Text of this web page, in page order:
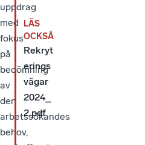
uppdrag
med
fokus
på
bedömning
av
den
arbetssökandes
behov,
LÄS
OCKSÅ
Rekryt
erings
vägar
2024_
2.pdf